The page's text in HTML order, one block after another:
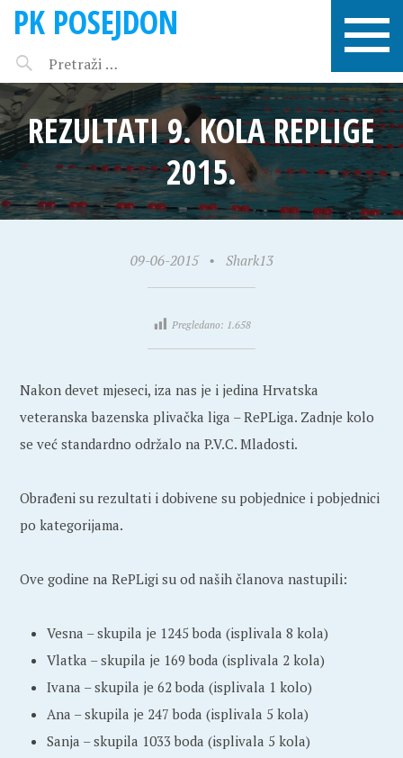
PK POSEJDON
REZULTATI 9. KOLA REPLIGE
2015.
09-06-2015 • Shark13
Pregledano: 1.658
Nakon devet mjeseci, iza nas je i jedina Hrvatska
veteranska bazenska plivačka liga – RePLiga. Zadnje kolo
se već standardno održalo na P.V.C. Mladosti.
Obrađeni su rezultati i dobivene su pobjednice i pobjednici
po kategorijama.
Ove godine na RePLigi su od naših članova nastupili:
Vesna – skupila je 1245 boda (isplivala 8 kola)
Vlatka – skupila je 169 boda (isplivala 2 kola)
Ivana – skupila je 62 boda (isplivala 1 kolo)
Ana – skupila je 247 boda (isplivala 5 kola)
Sanja – skupila 1033 boda (isplivala 5 kola)